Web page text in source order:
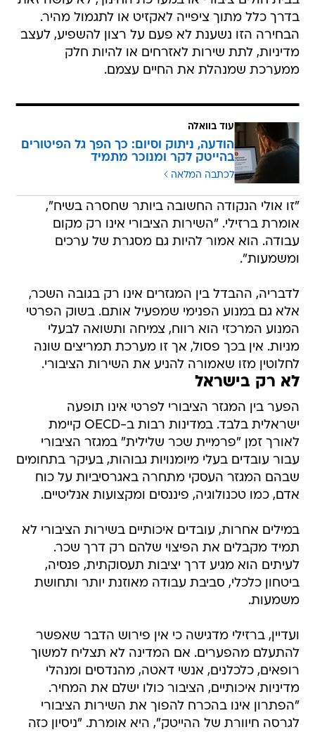
בדרך כלל מתוך ציפייה לאקזיט או לתגמול מהיר.
הבחירה הזו נשענת לא פעם על רצון להשפיע, לעצב
מדיניות, לתת שירות לאזרחים או להיות חלק
ממערכת שמנהלת את החיים עצמם.
עוד בוואלה
הודעה, ניתוק וסיום: כך הפך גל הפיטורים
בהייטק לקר ומנוכר מתמיד
לכתבה המלאה
"זו אולי הנקודה החשובה ביותר שחסרה בשיח",
אומרת ברזילי. "השירות הציבורי אינו רק מקום
עבודה. הוא אמור להיות גם מסגרת של ערכים
ומשמעות".
לדבריה, ההבדל בין המגזרים אינו רק בגובה השכר,
אלא גם במנוע הפנימי שמפעיל אותם. בשוק הפרטי
המנוע המרכזי הוא רווח, צמיחה ותשואה לבעלי
מניות. אין בכך פסול, אך זו מערכת תמריצים שונה
לחלוטין מזו שאמורה להניע את השירות הציבורי.
לא רק בישראל
הפער בין המגזר הציבורי לפרטי אינו תופעה
ישראלית בלבד. במדינות רבות ב-OECD קיימת
לאורך זמן "פרמיית שכר שלילית" במגזר הציבורי
עבור עובדים בעלי מיומנויות גבוהות, בעיקר בתחומים
שבהם המגזר העסקי מתחרה באגרסיביות על כוח
אדם, כמו טכנולוגיה, פיננסים ומקצועות אנליטיים.
במילים אחרות, עובדים איכותיים בשירות הציבורי לא
תמיד מקבלים את הפיצוי שלהם רק דרך שכר.
לעיתים הוא מגיע דרך יציבות תעסוקתית, פנסיה,
ביטחון כלכלי, סביבת עבודה מאוזנת יותר ותחושת
משמעות.
ועדיין, ברזילי מדגישה כי אין פירוש הדבר שאפשר
להתעלם מהפערים. אם המדינה לא תצליח למשוך
רופאים, כלכלנים, אנשי דאטה, מהנדסים ומנהלי
מדיניות איכותיים, הציבור כולו ישלם את המחיר.
"הפתרון אינו בהכרח להפוך את השירות הציבורי
לגרסה חיוורת של ההייטק", היא אומרת. "ניסיון כזה